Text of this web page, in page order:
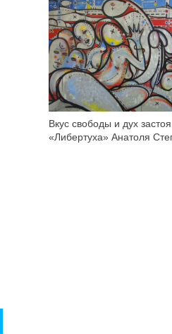
Вкус свободы и дух
«Либертуха» Анатоля
7 974